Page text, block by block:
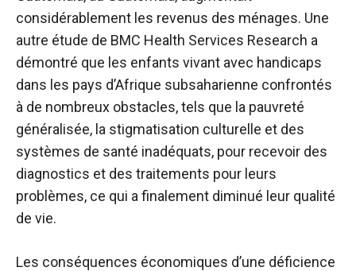
considérablement les revenus des ménages. Une
autre étude de BMC Health Services Research a
démontré que les enfants vivant avec handicaps
dans les pays d’Afrique subsaharienne confrontés
à de nombreux obstacles, tels que la pauvreté
généralisée, la stigmatisation culturelle et des
systèmes de santé inadéquats, pour recevoir des
diagnostics et des traitements pour leurs
problèmes, ce qui a finalement diminué leur qualité
de vie.
Les conséquences économiques d’une déficience